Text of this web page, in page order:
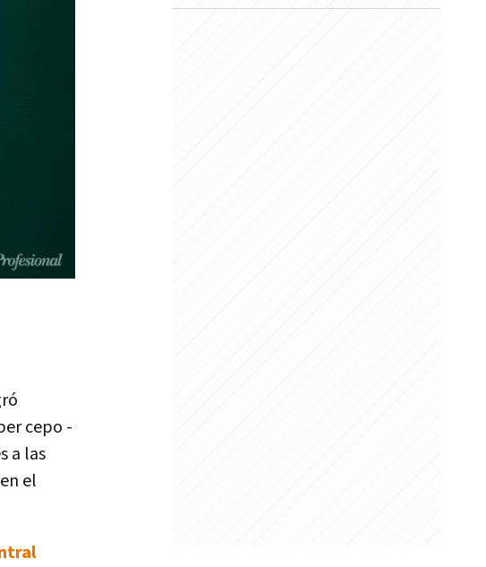
cepo -
a las
el